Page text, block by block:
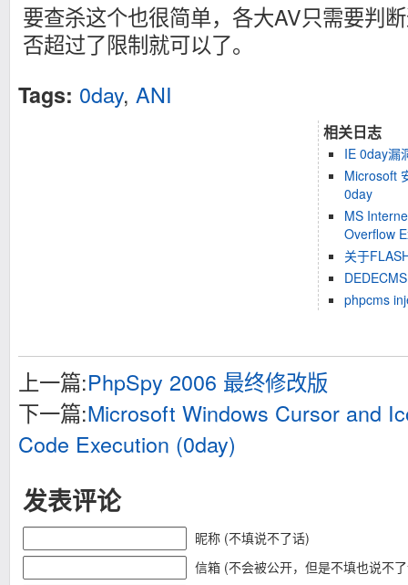
要查杀这个也很简单，各大AV只需要判
否超过了限制就可以了。
Tags: 0day, ANI
相关日志
IE 0day漏
Microsoft
0day
MS
Overflow
关于
phpcms
上一篇:PhpSpy 2006 最终修改版
下一篇:Microsoft Windows Cursor and
Code Execution (0day)
发表评论
昵称 (不填说不了话)
信箱 (不会被公开，但是不填也说不